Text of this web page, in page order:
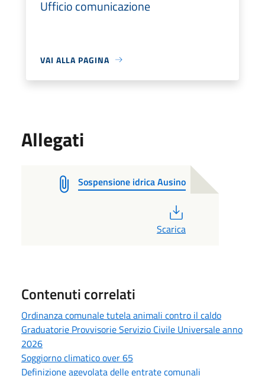
Ufficio comunicazione
VAI ALLA PAGINA
Allegati
Sospensione idrica Ausino
Scarica
Contenuti correlati
Ordinanza comunale tutela animali contro il caldo
Graduatorie Provvisorie Servizio Civile Universale anno
2026
Soggiorno climatico over 65
Definizione agevolata delle entrate comunali